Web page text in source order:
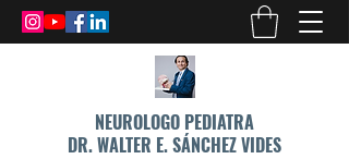
NEUROLOGO PEDIATRA
DR. WALTER E. SÁNCHEZ VIDES